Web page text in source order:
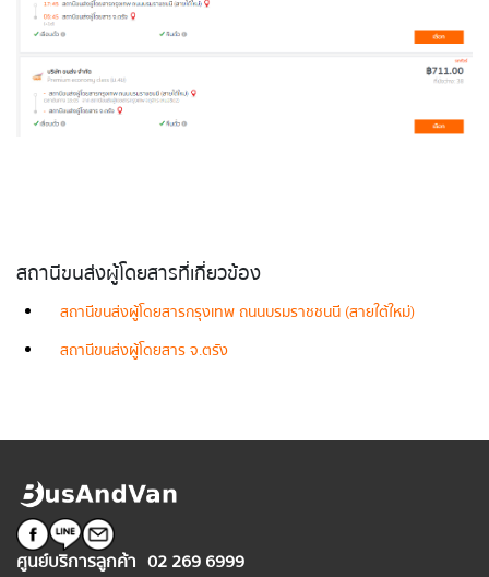
สถานีขนส่งผู้โดยสารที่เกี่ยวข้อง
สถานีขนส่งผู้โดยสารกรุงเทพ ถนนบรมราชชนนี (สายใต้ใหม่)
สถานีขนส่งผู้โดยสาร จ.ตรัง
ศูนย์บริการลูกค้า 02 269 6999